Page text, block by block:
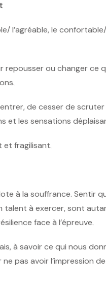
l’agréable, le
ou changer ce
de cesser de
et les sensations
et fragilisant.
à la souffrance. Sentir
talent à exercer, sont
face à l’épreuve.
à savoir ce qui nous
pas avoir l’impression